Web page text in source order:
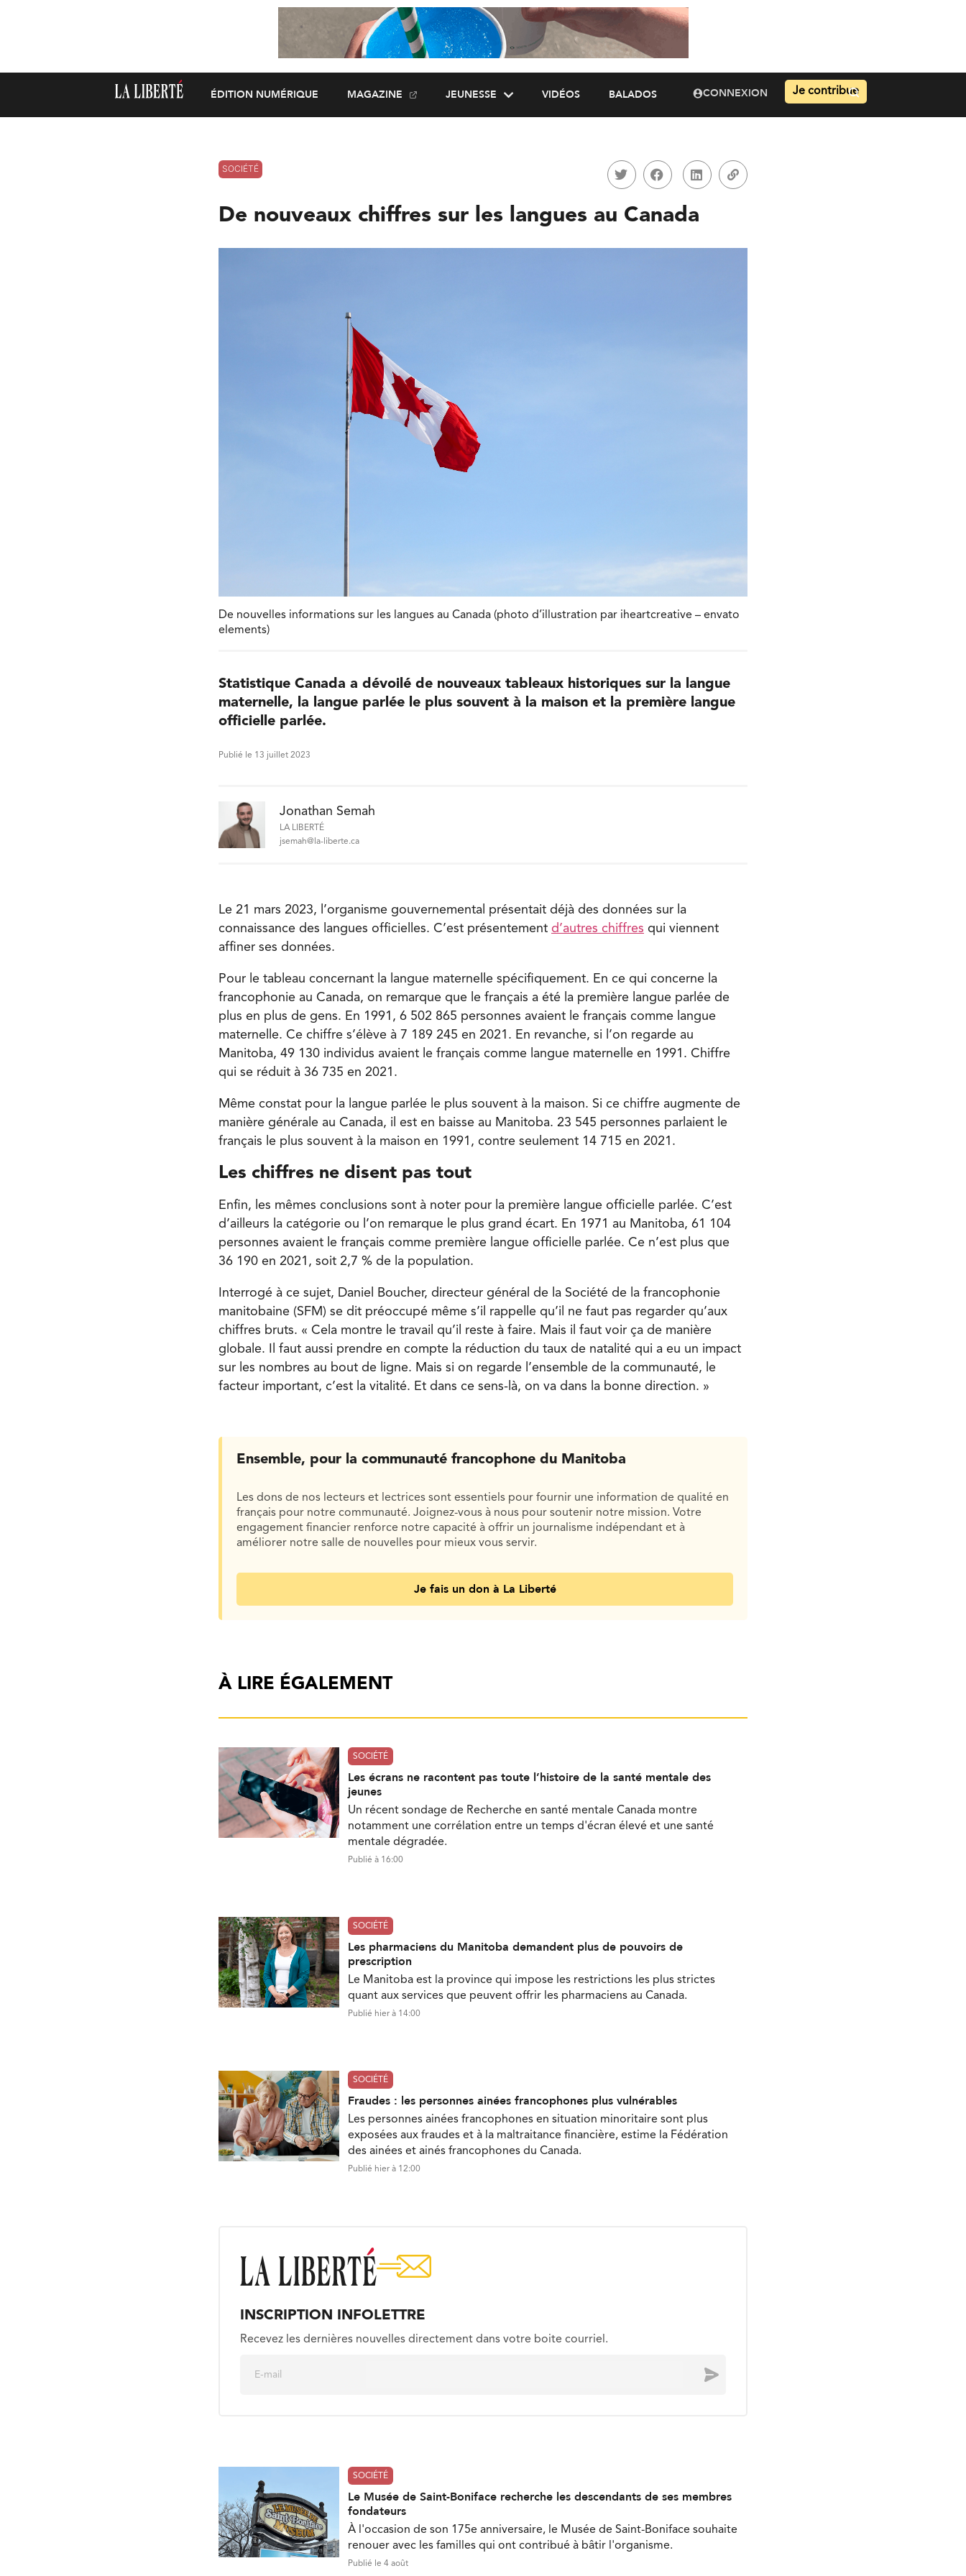
ÉDITION NUMÉRIQUE MAGAZINE JEUNESSE VIDÉOS BALADOS CONNEXION Je contribue
SOCIÉTÉ
De nouveaux chiffres sur les langues au Canada
De nouvelles informations sur les langues au Canada (photo d’illustration par iheartcreative – envato
elements)
Statistique Canada a dévoilé de nouveaux tableaux historiques sur la langue
maternelle, la langue parlée le plus souvent à la maison et la première langue
officielle parlée.
Publié le 13 juillet 2023
Jonathan Semah
LA LIBERTÉ
jsemah@la-liberte.ca
Le 21 mars 2023, l’organisme gouvernemental présentait déjà des données sur la
connaissance des langues officielles. C’est présentement d’autres chiffres qui viennent
affiner ses données.
Pour le tableau concernant la langue maternelle spécifiquement. En ce qui concerne la
francophonie au Canada, on remarque que le français a été la première langue parlée de
plus en plus de gens. En 1991, 6 502 865 personnes avaient le français comme langue
maternelle. Ce chiffre s’élève à 7 189 245 en 2021. En revanche, si l’on regarde au
Manitoba, 49 130 individus avaient le français comme langue maternelle en 1991. Chiffre
qui se réduit à 36 735 en 2021.
Même constat pour la langue parlée le plus souvent à la maison. Si ce chiffre augmente de
manière générale au Canada, il est en baisse au Manitoba. 23 545 personnes parlaient le
français le plus souvent à la maison en 1991, contre seulement 14 715 en 2021.
Les chiffres ne disent pas tout
Enfin, les mêmes conclusions sont à noter pour la première langue officielle parlée. C’est
d’ailleurs la catégorie ou l’on remarque le plus grand écart. En 1971 au Manitoba, 61 104
personnes avaient le français comme première langue officielle parlée. Ce n’est plus que
36 190 en 2021, soit 2,7 % de la population.
Interrogé à ce sujet, Daniel Boucher, directeur général de la Société de la francophonie
manitobaine (SFM) se dit préoccupé même s’il rappelle qu’il ne faut pas regarder qu’aux
chiffres bruts. « Cela montre le travail qu’il reste à faire. Mais il faut voir ça de manière
globale. Il faut aussi prendre en compte la réduction du taux de natalité qui a eu un impact
sur les nombres au bout de ligne. Mais si on regarde l’ensemble de la communauté, le
facteur important, c’est la vitalité. Et dans ce sens-là, on va dans la bonne direction. »
Ensemble, pour la communauté francophone du Manitoba
Les dons de nos lecteurs et lectrices sont essentiels pour fournir une information de qualité en
français pour notre communauté. Joignez-vous à nous pour soutenir notre mission. Votre
engagement financier renforce notre capacité à offrir un journalisme indépendant et à
améliorer notre salle de nouvelles pour mieux vous servir.
Je fais un don à La Liberté
À LIRE ÉGALEMENT
SOCIÉTÉ
Les écrans ne racontent pas toute l’histoire de la santé mentale des
jeunes
Un récent sondage de Recherche en santé mentale Canada montre
notamment une corrélation entre un temps d'écran élevé et une santé
mentale dégradée.
Publié à 16:00
SOCIÉTÉ
Les pharmaciens du Manitoba demandent plus de pouvoirs de
prescription
Le Manitoba est la province qui impose les restrictions les plus strictes
quant aux services que peuvent offrir les pharmaciens au Canada.
Publié hier à 14:00
SOCIÉTÉ
Fraudes : les personnes ainées francophones plus vulnérables
Les personnes ainées francophones en situation minoritaire sont plus
exposées aux fraudes et à la maltraitance financière, estime la Fédération
des ainées et ainés francophones du Canada.
Publié hier à 12:00
INSCRIPTION INFOLETTRE
Recevez les dernières nouvelles directement dans votre boite courriel.
Envoyer
SOCIÉTÉ
Le Musée de Saint-Boniface recherche les descendants de ses membres
fondateurs
À l'occasion de son 175e anniversaire, le Musée de Saint-Boniface souhaite
renouer avec les familles qui ont contribué à bâtir l'organisme.
Publié le 4 août